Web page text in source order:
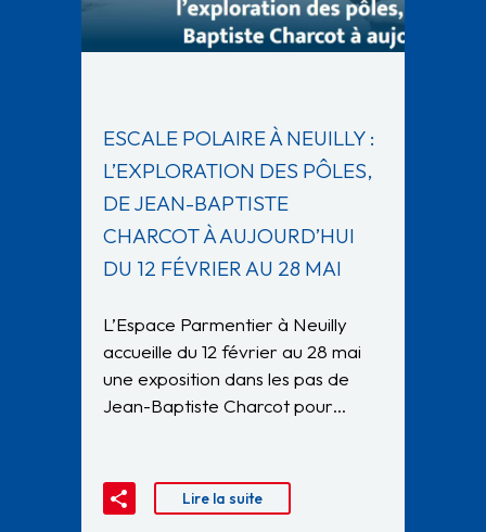
ESCALE POLAIRE À NEUILLY :
L’EXPLORATION DES PÔLES,
DE JEAN-BAPTISTE
CHARCOT À AUJOURD’HUI
DU 12 FÉVRIER AU 28 MAI
L’Espace Parmentier à Neuilly
accueille du 12 février au 28 mai
une exposition dans les pas de
Jean-Baptiste Charcot pour…
Lire la suite